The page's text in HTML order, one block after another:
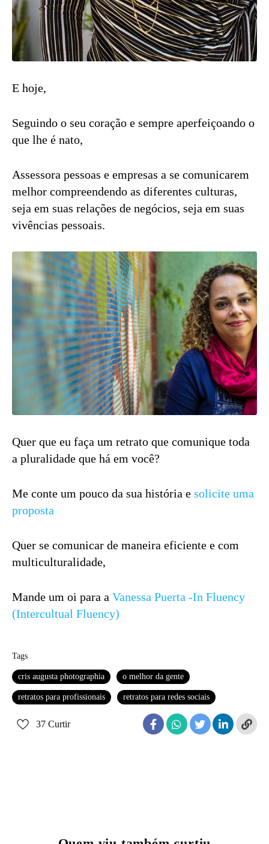
E hoje,
Seguindo o seu coração e sempre aperfeiçoando o
que lhe é nato,
Assessora pessoas e empresas a se comunicarem
melhor compreendendo as diferentes culturas,
seja em suas relações de negócios, seja em suas
vivências pessoais.
Quer que eu faça um retrato que comunique toda
a pluralidade que há em você?
Me conte um pouco da sua história e solicite uma
proposta
Quer se comunicar de maneira eficiente e com
multiculturalidade,
Mande um oi para a Vanessa Puerta -In Fluency
(Intercultual Fluency)
Tags
cris augusta photographia o melhor da gente
retratos para profissionais retratos para redes sociais
37 Curtir